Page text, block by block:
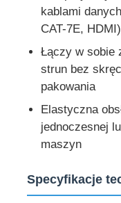
Poprosić o wycenę
Linia produkcyjna
Linia wytłaczania
maszyna do
Maszyna do
kablami
CAT-7E, HDMI)
Łączy w sobie
strun bez
pakowania
Elastyczna
jednoczesnej
maszyn
Specyfikacje